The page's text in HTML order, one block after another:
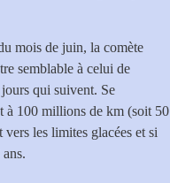
mois de juin, la comète
semblable à celui de
qui suivent. Se
à 100 millions de km (soit 50
les limites glacées et si